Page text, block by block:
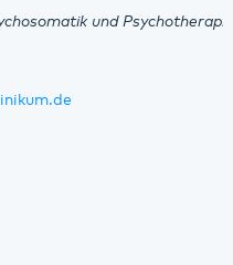
und Psychotherapie